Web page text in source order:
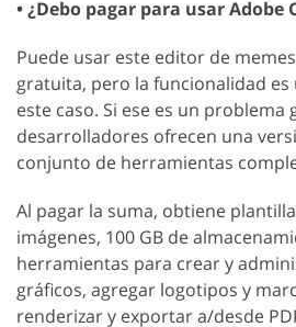
• ¿Debo pagar para usar Adobe
Puede usar este editor de
gratuita, pero la funcionalidad
este caso. Si ese es un problema
desarrolladores ofrecen una
conjunto de herramientas
Al pagar la suma, obtiene
imágenes, 100 GB de
herramientas para crear y
gráficos, agregar logotipos y
renderizar y exportar a/desde